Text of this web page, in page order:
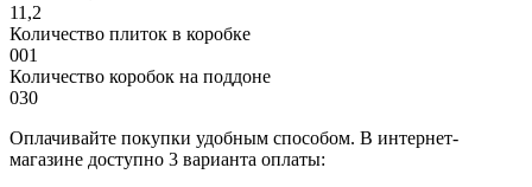
11,2
Количество плиток в коробке
001
Количество коробок на поддоне
030
Оплачивайте покупки удобным способом. В интернет-
магазине доступно 3 варианта оплаты: